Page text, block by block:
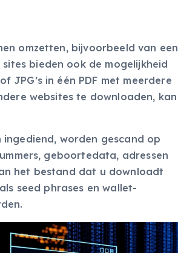
omzetten, bijvoorbeeld van een
bieden ook de mogelijkheid
JPG’s in één PDF met meerdere
websites te downloaden, kan
worden gescand op
geboortedata, adressen
het bestand dat u downloadt
seed phrases en wallet-